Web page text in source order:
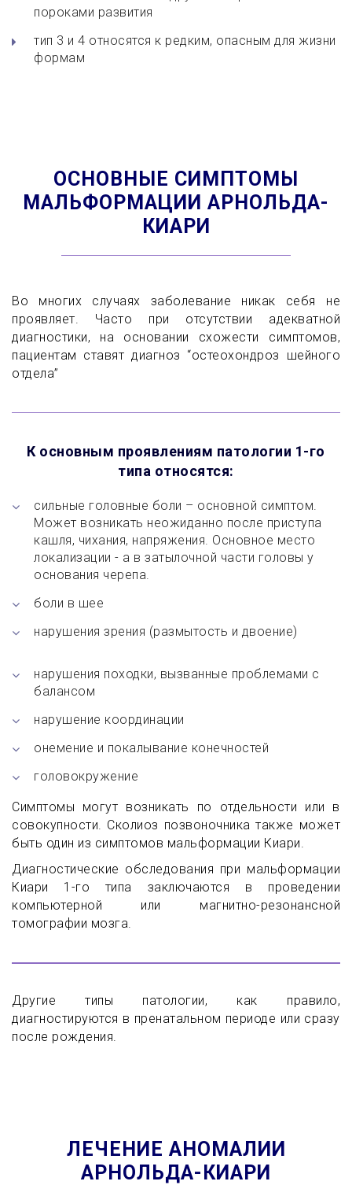
пороками развития
тип 3 и 4 относятся к редким, опасным для жизни
формам
ОСНОВНЫЕ СИМПТОМЫ
МАЛЬФОРМАЦИИ АРНОЛЬДА-
КИАРИ
Во многих случаях заболевание никак себя не
проявляет. Часто при отсутствии адекватной
диагностики, на основании схожести симптомов,
пациентам ставят диагноз “остеохондроз шейного
отдела”
К основным проявлениям патологии 1-го
типа относятся:
сильные головные боли – основной симптом.
Может возникать неожиданно после приступа
кашля, чихания, напряжения. Основное место
локализации - а в затылочной части головы у
основания черепа.
боли в шее
нарушения зрения (размытость и двоение)
нарушения походки, вызванные проблемами с
балансом
нарушение координации
онемение и покалывание конечностей
головокружение
Симптомы могут возникать по отдельности или в
совокупности. Сколиоз позвоночника также может
быть один из симптомов мальформации Киари.
Диагностические обследования при мальформации
Киари 1-го типа заключаются в проведении
компьютерной или магнитно-резонансной
томографии мозга.
Другие типы патологии, как правило,
диагностируются в пренатальном периоде или сразу
после рождения.
ЛЕЧЕНИЕ АНОМАЛИИ
АРНОЛЬДА-КИАРИ